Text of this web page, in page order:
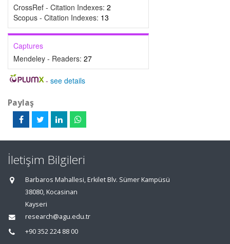
CrossRef - Citation Indexes: 2
Scopus - Citation Indexes: 13
Captures
Mendeley - Readers: 27
- see details
Paylaş
İletişim Bilgileri
Barbaros Mahallesi, Erkilet Blv. Sümer Kampüsü
38080, Kocasinan
Kayseri
research@agu.edu.tr
+90 352 224 88 00